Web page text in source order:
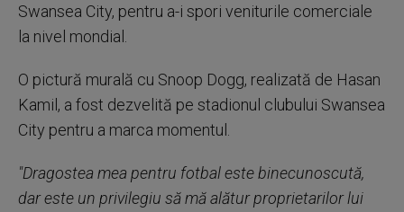
Swansea City, pentru a-i spori veniturile comerciale
la nivel mondial.
O pictură murală cu Snoop Dogg, realizată de Hasan
Kamil, a fost dezvelită pe stadionul clubului Swansea
City pentru a marca momentul.
"Dragostea mea pentru fotbal este binecunoscută,
dar este un privilegiu să mă alătur proprietarilor lui